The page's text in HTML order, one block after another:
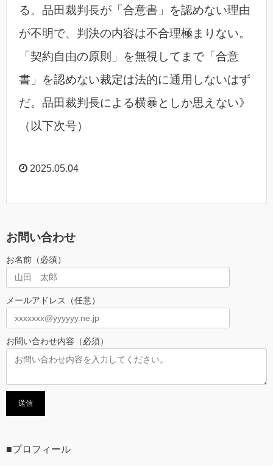
る。品田裁判長が「合意書」を認めない理由
が不明で、判決の内容は不合理極まりない。
「契約自由の原則」を無視してまで「合意
書」を認めない裁定は法的に通用しないはず
だ。品田裁判長による横暴としか思えない》
（以下次号）
2025.05.04
お問い合わせ
お名前（必須）
メールアドレス（任意）
お問い合わせ内容（必須）
■プロフィール